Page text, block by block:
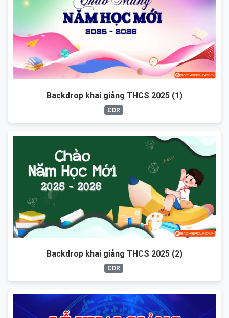
Backdrop khai giảng THCS 2025 (1)
CDR
Backdrop khai giảng THCS 2025 (2)
CDR